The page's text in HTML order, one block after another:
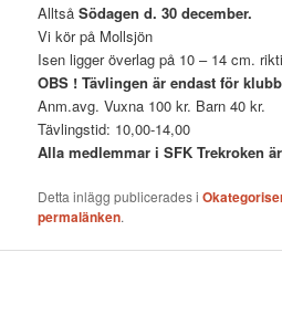
AlltsåSödagen d. 30 december.
Vi kör på Mollsjön
Isen ligger överlag på 10 – 14 cm.
OBS ! Tävlingen är endast för
Anm.avg. Vuxna 100 kr. Barn 40 kr.
Tävlingstid: 10,00-14,00
Alla medlemmar i SFK Trekroken
Detta inlägg publicerades i
permalänken.